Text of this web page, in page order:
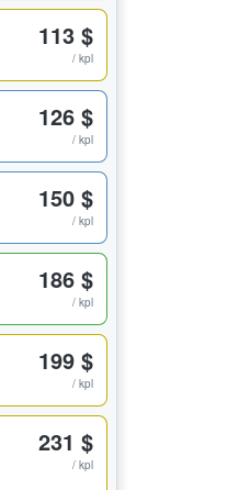
113 $
/ kpl
126 $
/ kpl
150 $
/ kpl
186 $
/ kpl
199 $
/ kpl
231 $
/ kpl